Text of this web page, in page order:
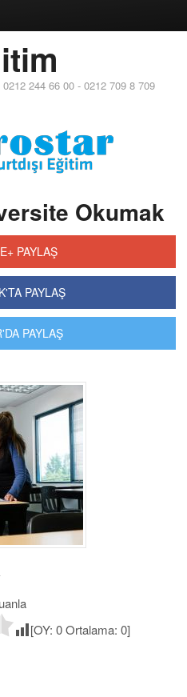
244 66 00 - 0212 709 8 709
Okumak
PAYLAŞ
PAYLAŞ
PAYLAŞ
[OY: 0Ortalama: 0]